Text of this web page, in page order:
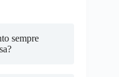
sempre